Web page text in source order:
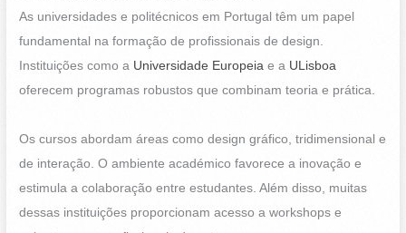
As universidades e politécnicos em Portugal têm um papel
fundamental na formação de profissionais de design.
Instituições como a Universidade Europeia e a ULisboa
oferecem programas robustos que combinam teoria e prática.
Os cursos abordam áreas como design gráfico, tridimensional e
de interação. O ambiente académico favorece a inovação e
estimula a colaboração entre estudantes. Além disso, muitas
dessas instituições proporcionam acesso a workshops e